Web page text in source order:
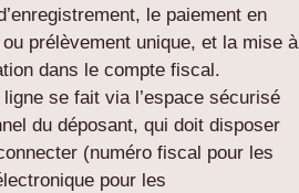
le paiement en
prélèvement unique, et la mise à
dans le compte fiscal.
se fait via l’espace sécurisé
du déposant, qui doit disposer
(numéro fiscal pour les
pour les